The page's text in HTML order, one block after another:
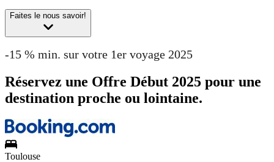
Faites le nous savoir!
-15 % min. sur votre 1er voyage 2025
Réservez une Offre Début 2025 pour une
destination proche ou lointaine.
Toulouse